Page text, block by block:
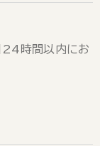
24時間以内にお